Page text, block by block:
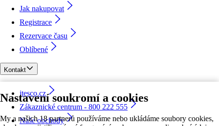
Nastavení soukromí a cookies
My a našich 18 partnerů používáme nebo ukládáme soubory cookies,
Jak nakupovat
Registrace
Rezervace času
Oblíbené
Kontakt
itesco.cz
Zákaznické centrum - 800 222 555
Naše obchody